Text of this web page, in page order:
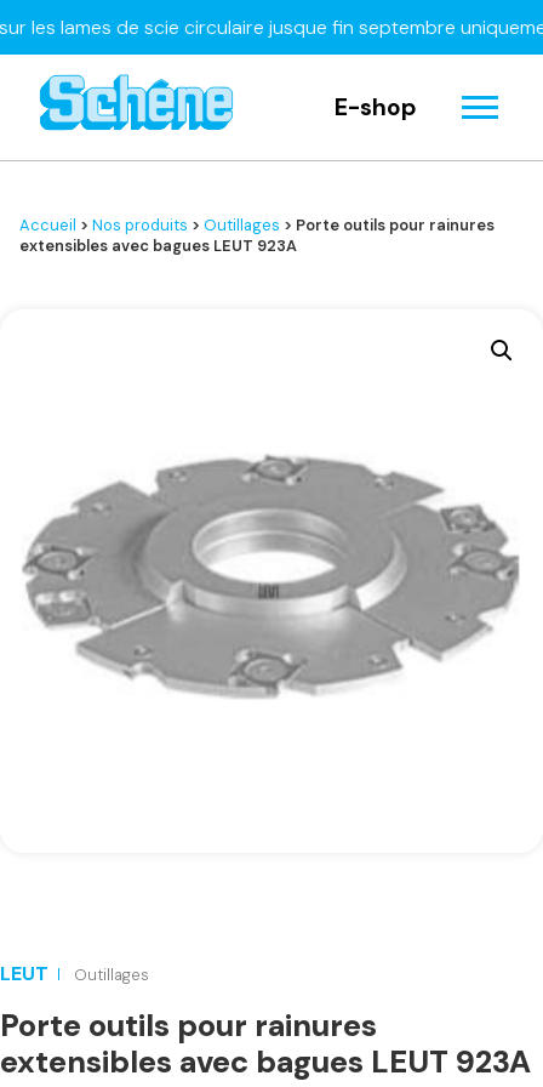
lames de scie circulaire jusque fin septembre uniquementÀ
E-shop
Accueil > Nos produits > Outillages > Porte outils pour rainures
extensibles avec bagues LEUT 923A
LEUT Outillages
Porte outils pour rainures
extensibles avec bagues LEUT 923A